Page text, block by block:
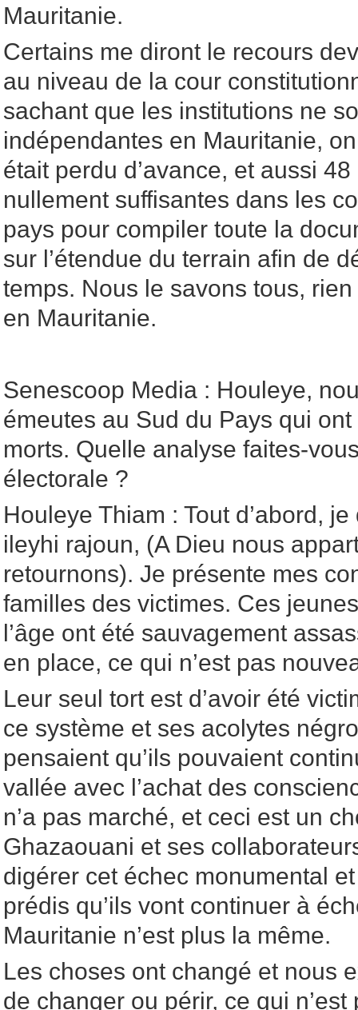
Mauritanie.
Certains me diront le recours
au niveau de la cour
sachant que les institutions ne
indépendantes en Mauritanie,
était perdu d’avance, et aussi
nullement suffisantes dans les
pays pour compiler toute la
sur l’étendue du terrain afin de
temps. Nous le savons tous, rien
en Mauritanie.
Senescoop Media : Houleye,
émeutes au Sud du Pays qui
morts. Quelle analyse faites-
électorale ?
Houleye Thiam : Tout d’abord,
ileyhi rajoun, (A Dieu nous
retournons). Je présente mes
familles des victimes. Ces
l’âge ont été sauvagement
en place, ce qui n’est pas
Leur seul tort est d’avoir été
ce système et ses acolytes
pensaient qu’ils pouvaient
vallée avec l’achat des
n’a pas marché, et ceci est un
Ghazaouani et ses
digérer cet échec monumental
prédis qu’ils vont continuer à
Mauritanie n’est plus la même.
Les choses ont changé et nous
de changer ou périr, ce qui